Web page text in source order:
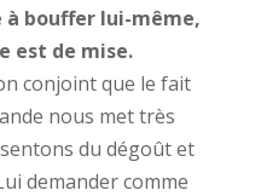
bouffer lui-même,
est de mise.
conjoint que le fait
nous met très
du dégoût et
demander comme